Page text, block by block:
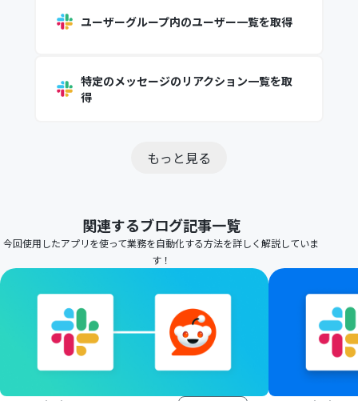
ユーザーグループ内のユーザー一覧を取得
特定のメッセージのリアクション一覧を取
得
もっと見る
関連するブログ記事一覧
今回使用したアプリを使って業務を自動化する方法を詳しく解説していま
す！